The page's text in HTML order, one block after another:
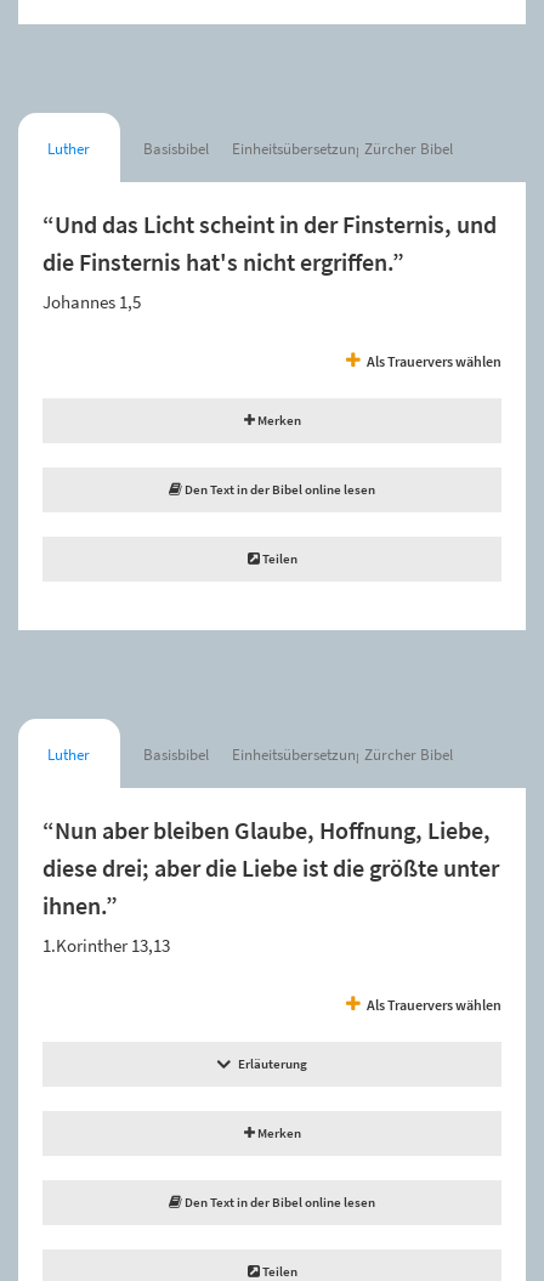
Luther Basisbibel Einheitsübersetzung Zürcher Bibel
“Und das Licht scheint in der Finsternis, und
die Finsternis hat's nicht ergriffen.”
Johannes 1,5
Als Trauervers wählen
Merken
Den Text in der Bibel online lesen
Teilen
Luther Basisbibel Einheitsübersetzung Zürcher Bibel
“Nun aber bleiben Glaube, Hoffnung, Liebe,
diese drei; aber die Liebe ist die größte unter
ihnen.”
1.Korinther 13,13
Als Trauervers wählen
Erläuterung
Merken
Den Text in der Bibel online lesen
Teilen